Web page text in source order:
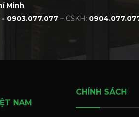
Minh
0903.077.077 – CSKH:
NAM
CHÍNH SÁCH